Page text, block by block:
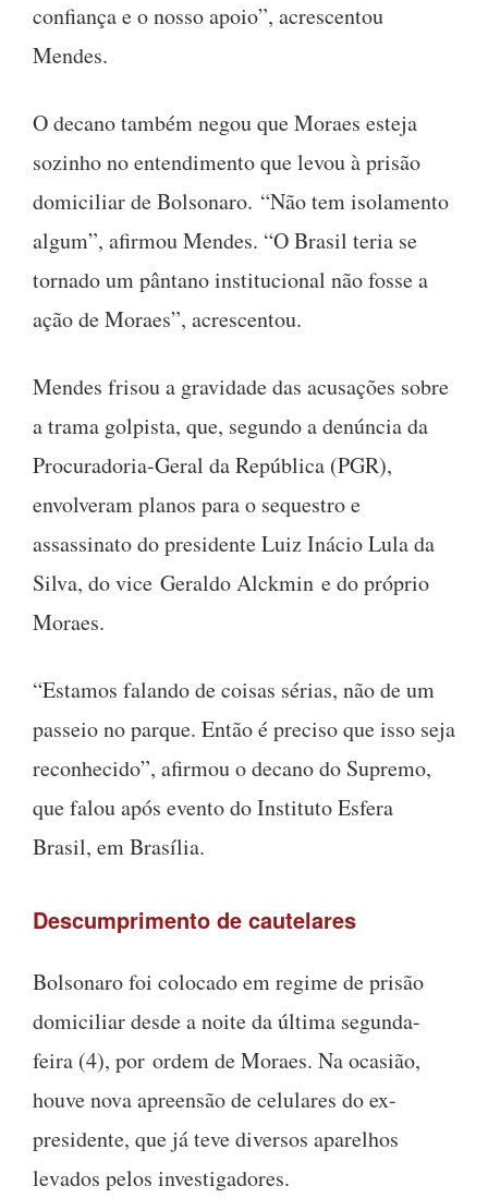
confiança e o nosso apoio”, acrescentou
Mendes.
O decano também negou que Moraes esteja
sozinho no entendimento que levou à prisão
domiciliar de Bolsonaro. “Não tem isolamento
algum”, afirmou Mendes. “O Brasil teria se
tornado um pântano institucional não fosse a
ação de Moraes”, acrescentou.
Mendes frisou a gravidade das acusações sobre
a trama golpista, que, segundo a denúncia da
Procuradoria-Geral da República (PGR),
envolveram planos para o sequestro e
assassinato do presidente Luiz Inácio Lula da
Silva, do vice Geraldo Alckmin e do próprio
Moraes.
“Estamos falando de coisas sérias, não de um
passeio no parque. Então é preciso que isso seja
reconhecido”, afirmou o decano do Supremo,
que falou após evento do Instituto Esfera
Brasil, em Brasília.
Descumprimento de cautelares
Bolsonaro foi colocado em regime de prisão
domiciliar desde a noite da última segunda-
feira (4), por ordem de Moraes. Na ocasião,
houve nova apreensão de celulares do ex-
presidente, que já teve diversos aparelhos
levados pelos investigadores.